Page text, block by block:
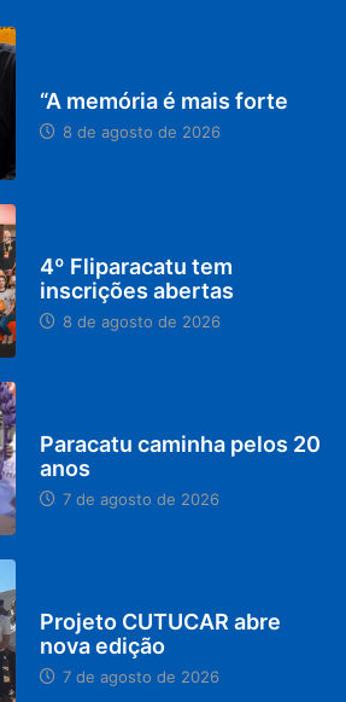
“A memória é mais forte
8 de agosto de 2026
4º Fliparacatu tem
inscrições abertas
8 de agosto de 2026
Paracatu caminha pelos 20
anos
7 de agosto de 2026
Projeto CUTUCAR abre
nova edição
7 de agosto de 2026